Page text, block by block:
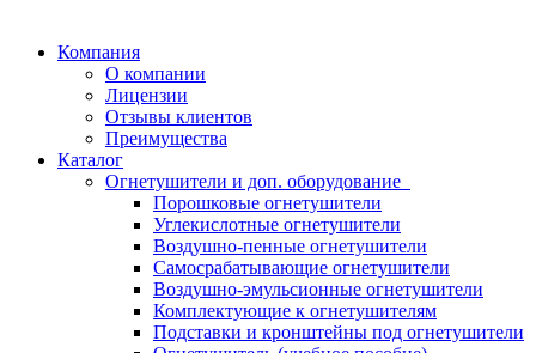
Компания
О компании
Лицензии
Отзывы клиентов
Преимущества
Каталог
Огнетушители и доп. оборудование
Порошковые огнетушители
Углекислотные огнетушители
Воздушно-пенные огнетушители
Самосрабатывающие огнетушители
Воздушно-эмульсионные огнетушители
Комплектующие к огнетушителям
Подставки и кронштейны под огнетушители